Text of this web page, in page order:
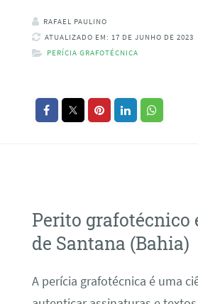
RAFAEL PAULINO
ATUALIZADO EM: 17 DE JUNHO DE 2023
PERÍCIA GRAFOTÉCNICA
Perito grafotécnico
de Santana (Bahia)
A perícia grafotécnica é uma